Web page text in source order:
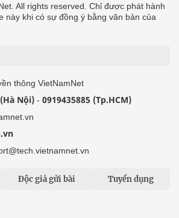
All rights reserved. Chỉ được phát hành
này khi có sự đồng ý bằng văn bản của
thông VietNamNet
Nội) - 0919435885 (Tp.HCM)
Độc giả gửi bài Tuyển dụng